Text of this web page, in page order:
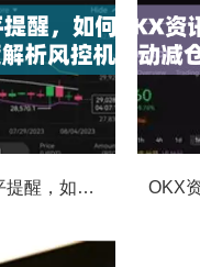
OKX合约强平提醒，如何避免触发？深度解析风控机制与应对策略